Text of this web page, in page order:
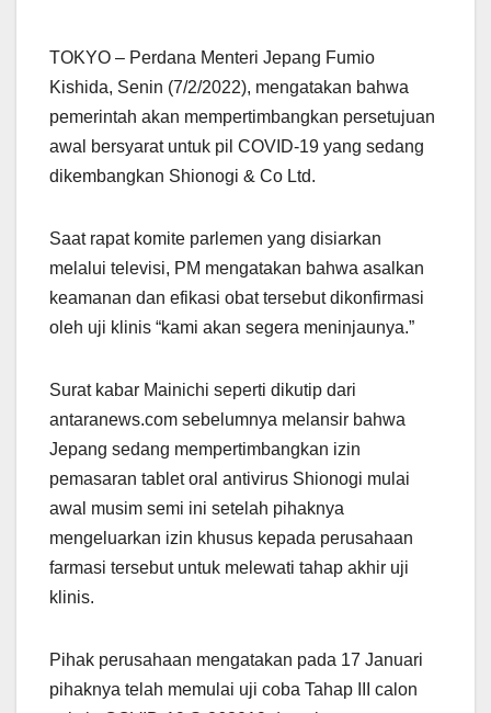
TOKYO – Perdana Menteri Jepang Fumio
Kishida, Senin (7/2/2022), mengatakan bahwa
pemerintah akan mempertimbangkan persetujuan
awal bersyarat untuk pil COVID-19 yang sedang
dikembangkan Shionogi & Co Ltd.
Saat rapat komite parlemen yang disiarkan
melalui televisi, PM mengatakan bahwa asalkan
keamanan dan efikasi obat tersebut dikonfirmasi
oleh uji klinis “kami akan segera meninjaunya.”
Surat kabar Mainichi seperti dikutip dari
antaranews.com sebelumnya melansir bahwa
Jepang sedang mempertimbangkan izin
pemasaran tablet oral antivirus Shionogi mulai
awal musim semi ini setelah pihaknya
mengeluarkan izin khusus kepada perusahaan
farmasi tersebut untuk melewati tahap akhir uji
klinis.
Pihak perusahaan mengatakan pada 17 Januari
pihaknya telah memulai uji coba Tahap III calon